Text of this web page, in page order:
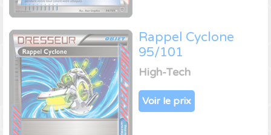
Rappel Cyclone
95/101
High-Tech
Voir le prix